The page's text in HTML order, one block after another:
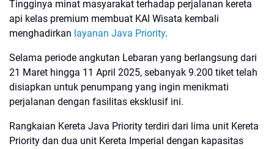
Tingginya minat masyarakat terhadap perjalanan kereta
api kelas premium membuat KAI Wisata kembali
menghadirkan layanan Java Priority.
Selama periode angkutan Lebaran yang berlangsung dari
21 Maret hingga 11 April 2025, sebanyak 9.200 tiket telah
disiapkan untuk penumpang yang ingin menikmati
perjalanan dengan fasilitas eksklusif ini.
Rangkaian Kereta Java Priority terdiri dari lima unit Kereta
Priority dan dua unit Kereta Imperial dengan kapasitas